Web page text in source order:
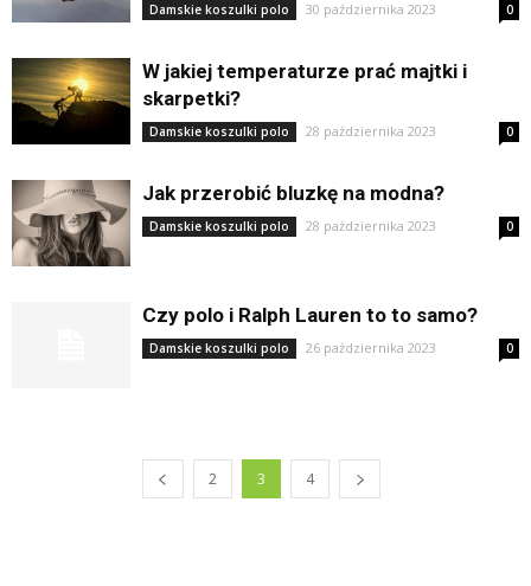
Damskie koszulki polo 30 października 2023 0
W jakiej temperaturze prać majtki i
skarpetki?
Damskie koszulki polo 28 października 2023 0
Jak przerobić bluzkę na modna?
Damskie koszulki polo 28 października 2023 0
Czy polo i Ralph Lauren to to samo?
Damskie koszulki polo 26 października 2023 0
2 3 4